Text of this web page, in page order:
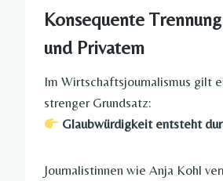
Konsequente
und Privatem
Im Wirtschaftsjournalismus gilt
strenger Grundsatz:
Glaubwürdigkeit entsteht
Journalistinnen wie Anja Kohl